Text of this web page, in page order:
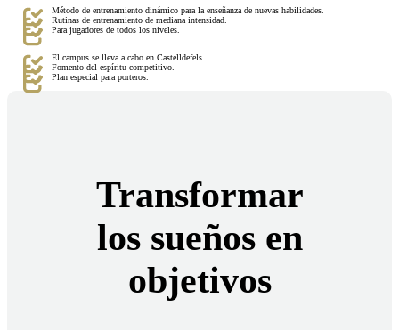
Método de entrenamiento dinámico para la enseñanza de nuevas habilidades.
Rutinas de entrenamiento de mediana intensidad.
Para jugadores de todos los niveles.
El campus se lleva a cabo en Castelldefels.
Fomento del espíritu competitivo.
Plan especial para porteros.
Transformar
los sueños en
objetivos